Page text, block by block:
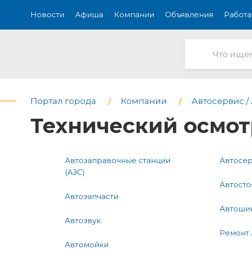
Новости Афиша Компании Объявления Работа
Портал города Компании Автосервис /
Технический
Автозаправочные станции
(АЗС)
Автозапчасти
Автозвук
Автомойки